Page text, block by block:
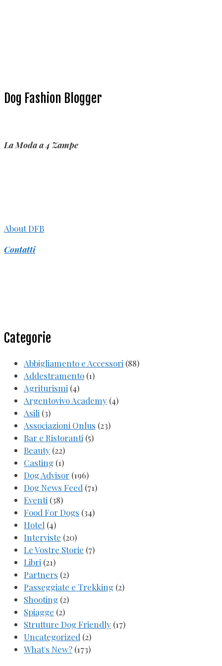
Dog Fashion Blogger
La Moda a 4 Zampe
About DFB
Contatti
Categorie
Abbigliamento e Accessori (88)
Addestramento (1)
Agriturismi (4)
Argentovivo Academy (4)
Asili (3)
Associazioni Onlus (23)
Bar e Ristoranti (5)
Beauty (22)
Casting (1)
Dog Advisor (196)
Dog News Feed (71)
Eventi (38)
Food For Dogs (34)
Hotel (4)
Interviste (20)
Le Vostre Storie (7)
Libri (21)
Partners (2)
Passeggiate e Trekking (2)
Shooting (2)
Spiagge (2)
Strutture Dog Friendly (17)
Uncategorized (2)
What's New? (173)